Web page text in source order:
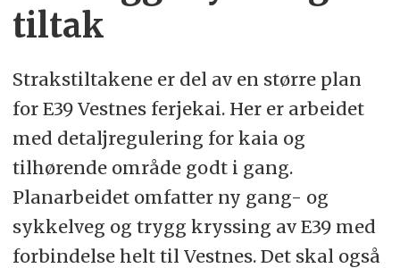
tiltak
Strakstiltakene er del av en større plan
for E39 Vestnes ferjekai. Her er arbeidet
med detaljregulering for kaia og
tilhørende område godt i gang.
Planarbeidet omfatter ny gang- og
sykkelveg og trygg kryssing av E39 med
forbindelse helt til Vestnes. Det skal også